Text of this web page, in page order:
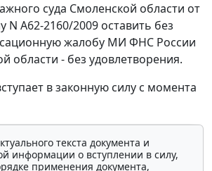
суда Смоленской области от
N А62-2160/2009 оставить без
жалобу МИ ФНС России
области - без удовлетворения.
в законную силу с момента
текста документа и
информации о вступлении в силу,
применения документа,